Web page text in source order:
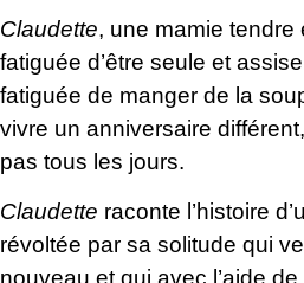
Claudette, une mamie tendre
fatiguée d’être seule et
fatiguée de manger de la
vivre un anniversaire
pas tous les jours.
Claudette raconte l’histoire
révoltée par sa solitude qui